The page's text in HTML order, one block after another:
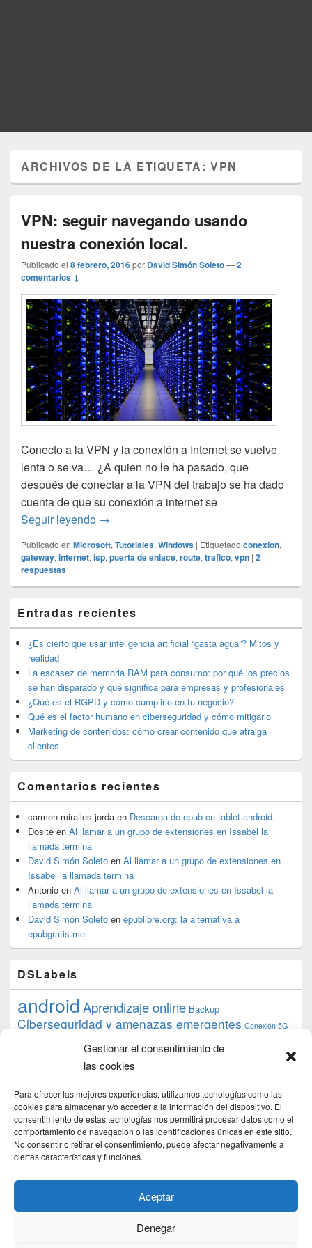
Gestionar el consentimiento de
las cookies
Para ofrecer las mejores experiencias, utilizamos tecnologías como las
cookies para almacenar y/o acceder a la información del dispositivo. El
consentimiento de estas tecnologías nos permitirá procesar datos como el
comportamiento de navegación o las identificaciones únicas en este sitio.
No consentir o retirar el consentimiento, puede afectar negativamente a
ciertas características y funciones.
Aceptar
Denegar
ARCHIVOS DE LA ETIQUETA:VPN
VPN: seguir navegando usando
nuestra conexión local.
Publicado el 8 febrero, 2016por David Simón Soleto—2
comentarios ↓
Conecto a la VPN y la conexión a Internet se vuelve
lenta o se va… ¿A quien no le ha pasado, que
después de conectar a la VPN del trabajo se ha dado
cuenta de que su conexión a internet se
Seguir leyendo VPN: seguir navegando usando nuestra
→
Publicado en Microsoft, Tutoriales, Windows | Etiquetado conexion,
gateway, internet, isp, puerta de enlace, route, trafico, vpn | 2
respuestas
área
de
widget
barra
lateral
primaria
Entradas recientes
¿Es cierto que usar inteligencia artificial “gasta agua”? Mitos y
realidad
La escasez de memoria RAM para consumo: por qué los precios
se han disparado y qué significa para empresas y profesionales
¿Qué es el RGPD y cómo cumplirlo en tu negocio?
Qué es el factor humano en ciberseguridad y cómo mitigarlo
Marketing de contenidos: cómo crear contenido que atraiga
clientes
Comentarios recientes
carmen miralles jorda en Descarga de epub en tablet android.
Dosite en Al llamar a un grupo de extensiones en Issabel la
llamada termina
David Simón Soleto en Al llamar a un grupo de extensiones en
Issabel la llamada termina
Antonio en Al llamar a un grupo de extensiones en Issabel la
llamada termina
David Simón Soleto en epublibre.org: la alternativa a
epubgratis.me
DSLabels
androidAprendizaje online Backup
Ciberseguridad y amenazas emergentes Conexión 5G
datos debian desarrollo web
Formación Google
iphone
proyecto PS4 python Raspberryraspberrypi
raspbian review Servidor Web Sostenibilidad
tecnológicaTecnología torrent
transmissiontutorial ubuntu server Windows